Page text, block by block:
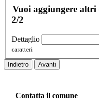
Vuoi aggiungere altri
2/2
Dettaglio
caratteri
Indietro Avanti
Contatta il comune